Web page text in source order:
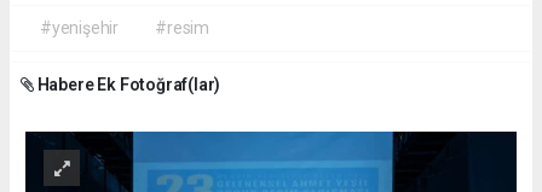
#yenişehir #resim
Habere Ek Fotoğraf(lar)